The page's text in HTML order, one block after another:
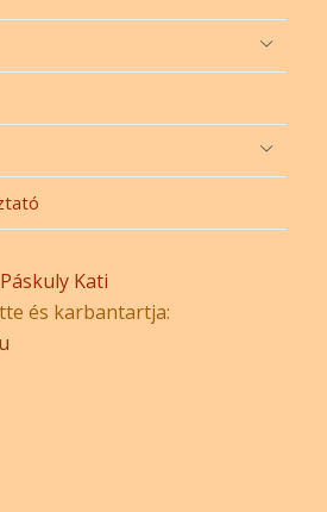
Páskuly Kati
és karbantartja: